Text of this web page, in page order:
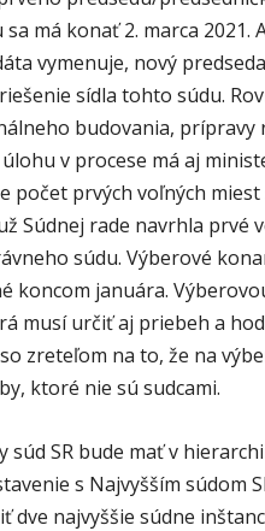
má konať 2. marca 2021.
vymenuje, nový
sídla tohto súdu.
budovania, prípravy
v procese má aj
počet prvých voľných
Súdnej rade navrhla prvé
súdu. Výberové
koncom januára.
musí určiť aj priebeh a
zreteľom na to, že na
ktoré nie sú sudcami.
súd SR bude mať v
s Najvyšším súdom
dve najvyššie súdne